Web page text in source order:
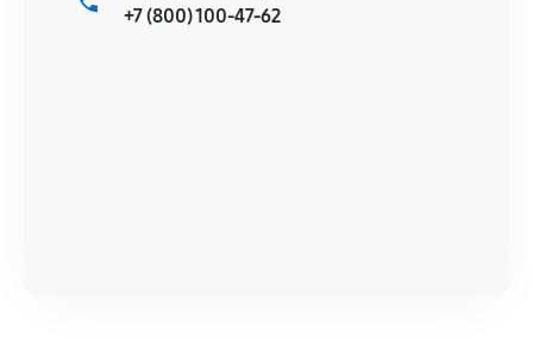
+7 (800) 100-47-62